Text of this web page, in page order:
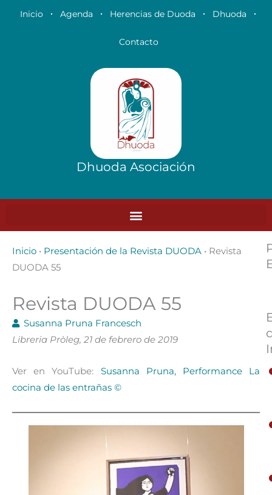
Inicio Agenda Herencias de Duoda Dhuoda
Contacto
Dhuoda Asociación
Inicio • Presentación de la Revista DUODA • Revista
DUODA 55
Revista DUODA 55
Susanna Pruna Francesch
Libreria Pròleg, 21 de febrero de 2019
Ver en YouTube: Susanna Pruna, Performance La
cocina de las entrañas ©